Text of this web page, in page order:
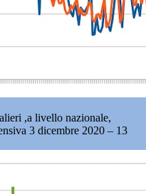
,a livello nazionale,
3 dicembre 2020 – 13